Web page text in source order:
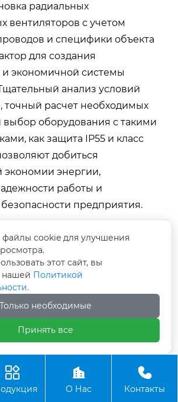
радиальных
вентиляторов с учетом
и специфики объекта
для создания
экономичной системы
анализ условий
точный расчет необходимых
выбор оборудования с такими
как защита IP55 и класс
добиться
экономии энергии,
работы и
предприятия.
что грамотное
профессиональная
техническое
вентиляционных систем
долгосрочную стабильность и
с проверенными
и автоматизации, а
персонала – все это
 
О Нас

Контакты
cookie для улучшения
этот сайт, вы
нашей Политикой
Только необходимые
Принять все